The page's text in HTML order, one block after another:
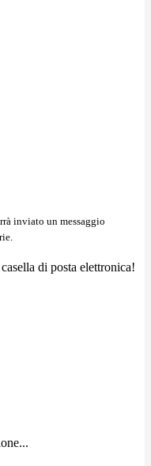
inviato un messaggio
di posta elettronica!